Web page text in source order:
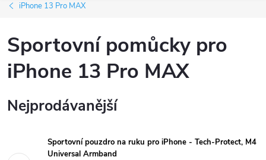
iPhone 13 Pro MAX
Sportovní pomůcky pro
iPhone 13 Pro MAX
Nejprodávanější
Sportovní pouzdro na ruku pro iPhone - Tech-Protect, M4
Universal Armband